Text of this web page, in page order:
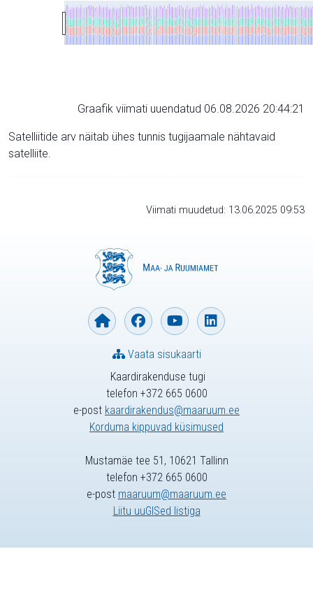
Graafik viimati uuendatud 06.08.2026 20:44:21
Satelliitide arv näitab ühes tunnis tugijaamale nähtavaid
satelliite.
Viimati muudetud: 13.06.2025 09:53
Kaardirakenduse tugi
telefon +372 665 0600
e-post kaardirakendus@maaruum.ee
Korduma kippuvad küsimused
Vaata sisukaarti
Mustamäe tee 51, 10621 Tallinn
telefon +372 665 0600
e-post maaruum@maaruum.ee
Liitu uuGISed listiga